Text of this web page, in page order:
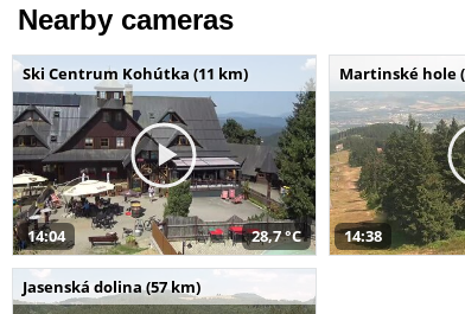
Nearby cameras
Ski Centrum Kohútka (11 km)
14:04 28,7 °C
Martinské hole
14:38
Jasenská dolina (57 km)